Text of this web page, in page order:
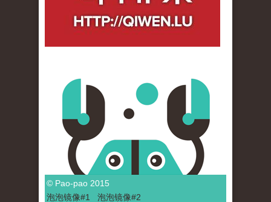
© Pao-pao 2015
泡泡镜像#1 泡泡镜像#2